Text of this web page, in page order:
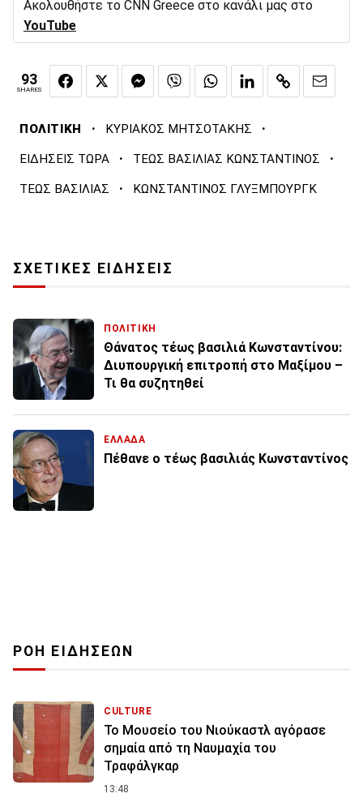
Ακολουθήστε το CNN Greece στο κανάλι μας στο
YouTube
93
SHARES
ΠΟΛΙΤΙΚΗ · ΚΥΡΙΑΚΟΣ ΜΗΤΣΟΤΑΚΗΣ ·
ΕΙΔΗΣΕΙΣ ΤΩΡΑ · ΤΕΩΣ ΒΑΣΙΛΙΑΣ ΚΩΝΣΤΑΝΤΙΝΟΣ ·
ΤΕΩΣ ΒΑΣΙΛΙΑΣ · ΚΩΝΣΤΑΝΤΙΝΟΣ ΓΛΥΞΜΠΟΥΡΓΚ
ΣΧΕΤΙΚΕΣ ΕΙΔΗΣΕΙΣ
ΠΟΛΙΤΙΚΗ
Θάνατος τέως βασιλιά Κωνσταντίνου:
Διυπουργική επιτροπή στο Μαξίμου –
Τι θα συζητηθεί
ΕΛΛΑΔΑ
Πέθανε ο τέως βασιλιάς Κωνσταντίνος
ΡΟΗ ΕΙΔΗΣΕΩΝ
CULTURE
Το Μουσείο του Νιούκαστλ αγόρασε
σημαία από τη Ναυμαχία του
Τραφάλγκαρ
13:48